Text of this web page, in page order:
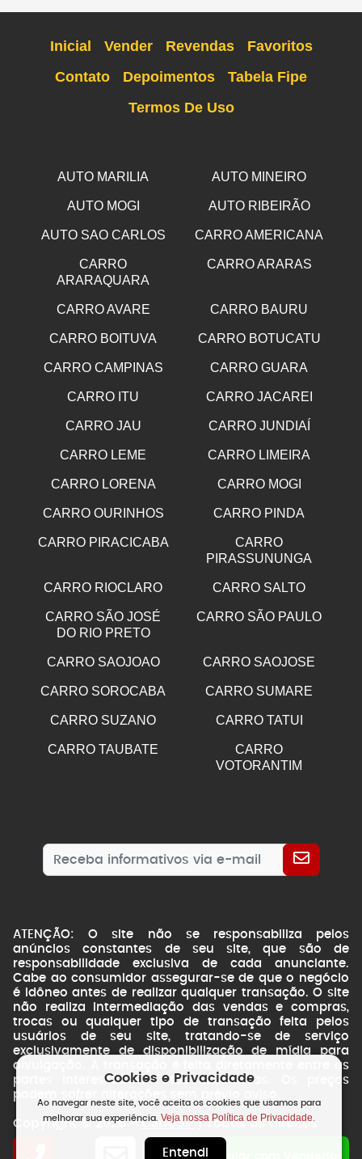
Inicial Vender Revendas
Favoritos
Contato
Depoimentos
Tabela Fipe
Termos De Uso
AUTO MARILIA AUTO MINEIRO
AUTO MOGI AUTO RIBEIRÃO
AUTO SAO CARLOS CARRO AMERICANA
CARRO
ARARAQUARA
CARRO ARARAS
CARRO AVARE CARRO BAURU
CARRO BOITUVA CARRO BOTUCATU
CARRO CAMPINAS CARRO GUARA
CARRO ITU CARRO JACAREI
CARRO JAU CARRO JUNDIAÍ
CARRO LEME CARRO LIMEIRA
CARRO LORENA CARRO MOGI
CARRO OURINHOS CARRO PINDA
CARRO PIRACICABA
CARRO
PIRASSUNUNGA
CARRO RIOCLARO CARRO SALTO
CARRO SÃO JOSÉ
DO RIO PRETO
CARRO SÃO PAULO
CARRO SAOJOAO CARRO SAOJOSE
CARRO SOROCABA CARRO SUMARE
CARRO SUZANO CARRO TATUI
CARRO TAUBATE
CARRO
VOTORANTIM
ATENÇÃO: O site não se responsabiliza pelos
anúncios constantes de seu site, que são de
responsabilidade exclusiva de cada anunciante.
Cabe ao consumidor assegurar-se de que o negócio
é idôneo antes de realizar qualquer transação. O site
não realiza intermediação das vendas e compras,
trocas ou qualquer tipo de transação feita pelos
usuários de seu site, tratando-se de serviço
exclusivamente de disponibilização de mídia para
divulgação. A transação é feita diretamente entre as
partes interessadas. Fotos ilustrativas. Os preços
podem sofrer alterações sem prévio aviso.
Copyright © 2026 -CarroSP| Todos os direitos
reservados.
Cookies e Privacidade
Ao navegar neste site, você aceita os cookies que usamos para
melhorar sua experiência.Veja nossa Política de Privacidade.
Entendi